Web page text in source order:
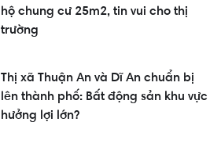
hộ chung cư 25m2, tin vui cho thị
trường
Thị xã Thuận An và Dĩ An chuẩn bị
lên thành phố: Bất động sản khu vực
hưởng lợi lớn?